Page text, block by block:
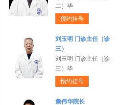
二）毕
预约挂号
刘玉明 门诊主任（诊
三）
刘玉明 门诊主任（诊
三）毕
预约挂号
詹伟华院长